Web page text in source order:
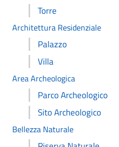
Torre
Architettura Residenziale
Palazzo
Villa
Area Archeologica
Parco Archeologico
Sito Archeologico
Bellezza Naturale